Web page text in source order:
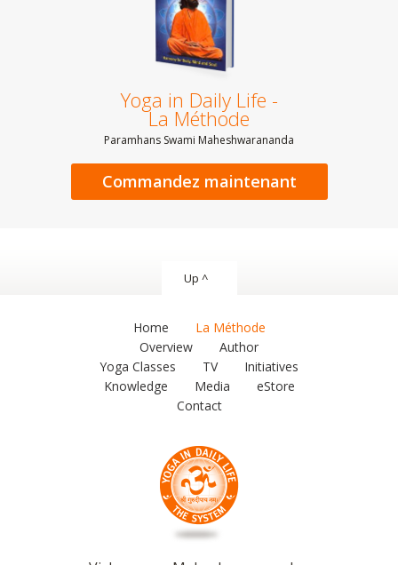
Yoga in Daily Life -
La Méthode
Paramhans Swami Maheshwarananda
Commandez maintenant
Up ^
Home
La Méthode
Overview
Author
Yoga Classes
TV
Initiatives
Knowledge
Media
eStore
Contact